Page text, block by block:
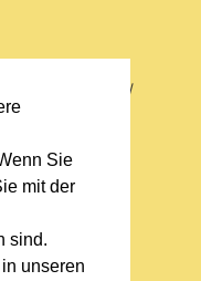
Sie
mit der
sind.
unseren